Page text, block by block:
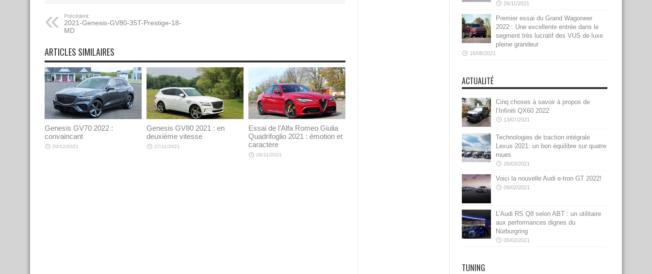
Précédent:
2021-Genesis-GV80-35T-Prestige-18-
MD
ARTICLES SIMILAIRES
Genesis GV70 2022 :
convaincant
20/12/2021
Genesis GV80 2021 : en
deuxième vitesse
27/11/2021
Essai de l’Alfa Romeo Giulia
Quadrifoglio 2021 : émotion et
caractère
26/11/2021
26/11/2021
Premier essai du Grand Wagoneer
2022 : Une excellente entrée dans le
segment très lucratif des VUS de luxe
pleine grandeur
16/08/2021
ACTUALITÉ
Cinq choses à savoir à propos de
l’Infiniti QX60 2022
13/07/2021
Technologies de traction intégrale
Lexus 2021: un bon équilibre sur quatre
roues
26/03/2021
Voici la nouvelle Audi e-tron GT 2022!
09/02/2021
L’Audi RS Q8 selon ABT : un utilitaire
aux performances dignes du
Nürburgring
05/02/2021
TUNING